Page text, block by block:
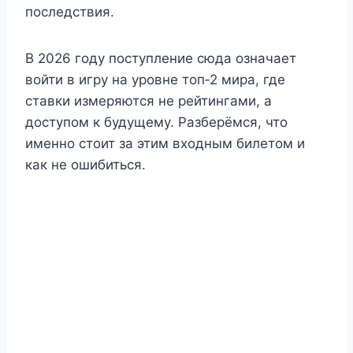
последствия.
В 2026 году поступление сюда означает
войти в игру на уровне топ‑2 мира, где
ставки измеряются не рейтингами, а
доступом к будущему. Разберёмся, что
именно стоит за этим входным билетом и
как не ошибиться.